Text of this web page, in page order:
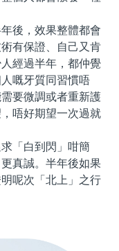
後，效果整體都會
有保證、自己又肯
經過半年，都仲覺
嘅牙質同習慣唔
要微調或者重新護
唔好期望一次過就
「白到閃」咁簡
真誠。半年後如果
呢次「北上」之行